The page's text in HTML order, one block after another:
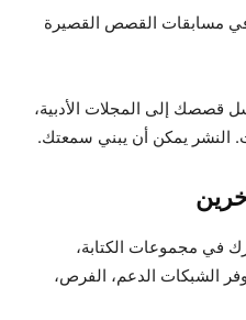
مسابقات القصص القصيرة
قصصك إلى المجلات الأدبية،
النشر يمكن أن يبني سمعتك.
في مجموعات الكتابة،
الشبكات الدعم، الفرص،